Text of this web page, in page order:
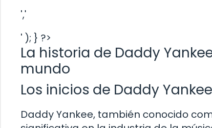
','
' ); } ?>
La historia de Daddy
mundo
Los inicios de Daddy
Daddy Yankee, también conocido